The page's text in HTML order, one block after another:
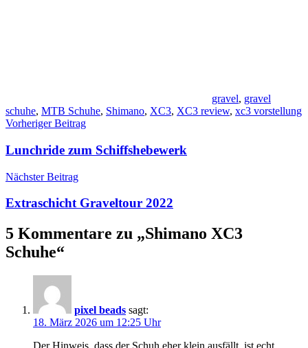
gravel, gravel
schuhe, MTB Schuhe, Shimano, XC3, XC3 review, xc3 vorstellung
Beitragsnavigation
Vorheriger Beitrag
Lunchride zum Schiffshebewerk
Nächster Beitrag
Extraschicht Graveltour 2022
5 Kommentare zu „Shimano XC3
Schuhe“
pixel beads sagt:
18. März 2026 um 12:25 Uhr